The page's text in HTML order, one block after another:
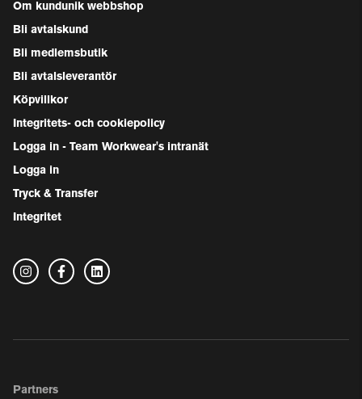
Om kundunik webbshop
Bli avtalskund
Bli medlemsbutik
Bli avtalsleverantör
Köpvillkor
Integritets- och cookiepolicy
Logga in - Team Workwear's intranät
Logga in
Tryck & Transfer
Integritet
Partners